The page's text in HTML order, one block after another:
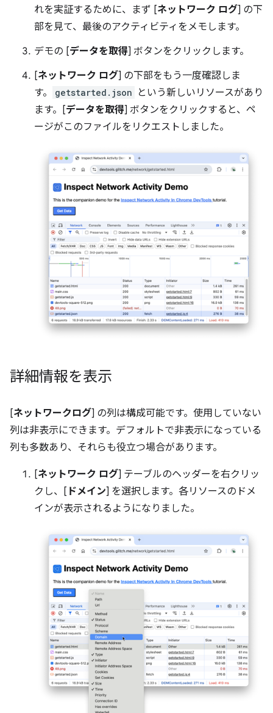
れを実証するために、まず [ネットワーク ログ] の下
部を見て、最後のアクティビティをメモします。
デモの [データを取得] ボタンをクリックします。
[ネットワーク ログ] の下部をもう一度確認しま
す。
getstarted.json
という新しいリソースがあり
ます。[データを取得] ボタンをクリックすると、ペ
ージがこのファイルをリクエストしました。
詳細情報を表示
[ネットワークログ] の列は構成可能です。使用していない
列は非表示にできます。デフォルトで非表示になっている
列も多数あり、それらも役立つ場合があります。
[ネットワーク ログ] テーブルのヘッダーを右クリッ
クし、[ ドメイン] を選択します。各リソースのドメ
インが表示されるようになりました。